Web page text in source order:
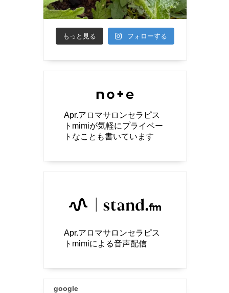
もっと見る フォローする
Apr.アロマサロンセラピス
トmimiが気軽にプライベー
トなことも書いています
Apr.アロマサロンセラピス
トmimiによる音声配信
google